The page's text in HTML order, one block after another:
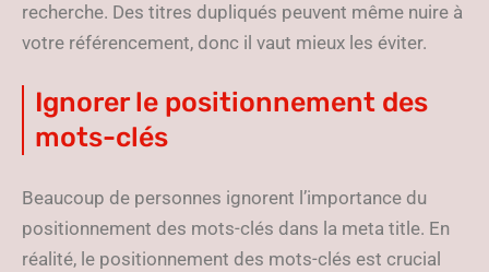
recherche. Des titres dupliqués peuvent même nuire à
votre référencement, donc il vaut mieux les éviter.
Ignorer le positionnement des
mots-clés
Beaucoup de personnes ignorent l’importance du
positionnement des mots-clés dans la meta title. En
réalité, le positionnement des mots-clés est crucial